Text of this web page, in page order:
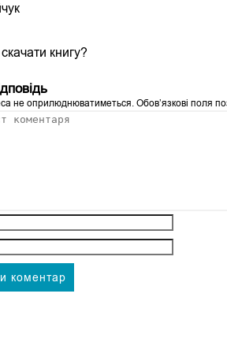
книгу?
не оприлюднюватиметься. Обов’язкові поля